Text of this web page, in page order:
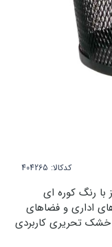
کدکالا:
رنگ کوره ای
اداری و فضاهای
خشک تحریری کاربردی